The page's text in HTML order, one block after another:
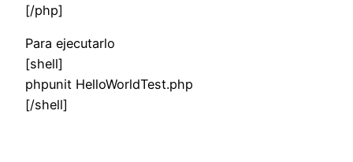
[/php]
Para ejecutarlo
[shell]
phpunit HelloWorldTest.php
[/shell]